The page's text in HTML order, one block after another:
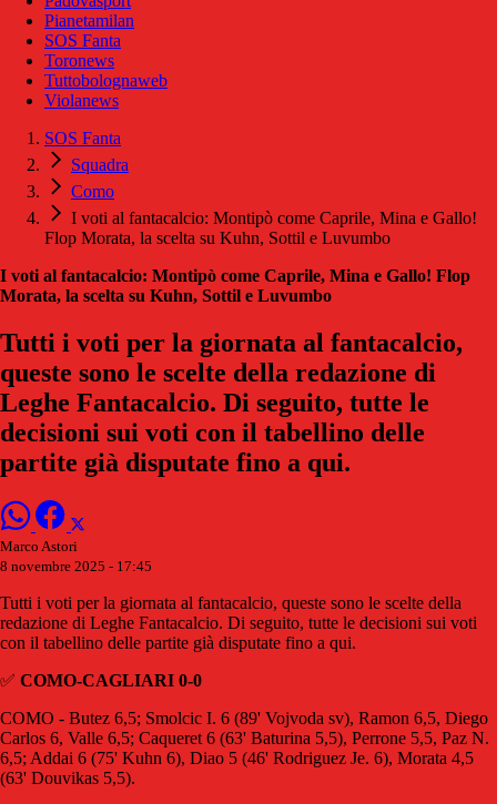
Pianetamilan
SOS Fanta
Toronews
Tuttobolognaweb
Violanews
SOS Fanta
Squadra
Como
I voti al fantacalcio: Montipò come Caprile, Mina e Gallo!
Flop Morata, la scelta su Kuhn, Sottil e Luvumbo
I voti al fantacalcio: Montipò come Caprile, Mina e Gallo! Flop
Morata, la scelta su Kuhn, Sottil e Luvumbo
Tutti i voti per la giornata al fantacalcio,
queste sono le scelte della redazione di
Leghe Fantacalcio. Di seguito, tutte le
decisioni sui voti con il tabellino delle
partite già disputate fino a qui.
Marco Astori
8 novembre 2025 - 17:45
Tutti i voti per la giornata al fantacalcio, queste sono le scelte della
redazione di Leghe Fantacalcio. Di seguito, tutte le decisioni sui voti
con il tabellino delle partite già disputate fino a qui.
✅ COMO-CAGLIARI 0-0
COMO - Butez 6,5; Smolcic I. 6 (89' Vojvoda sv), Ramon 6,5, Diego
Carlos 6, Valle 6,5; Caqueret 6 (63' Baturina 5,5), Perrone 5,5, Paz N.
6,5; Addai 6 (75' Kuhn 6), Diao 5 (46' Rodriguez Je. 6), Morata 4,5
(63' Douvikas 5,5).